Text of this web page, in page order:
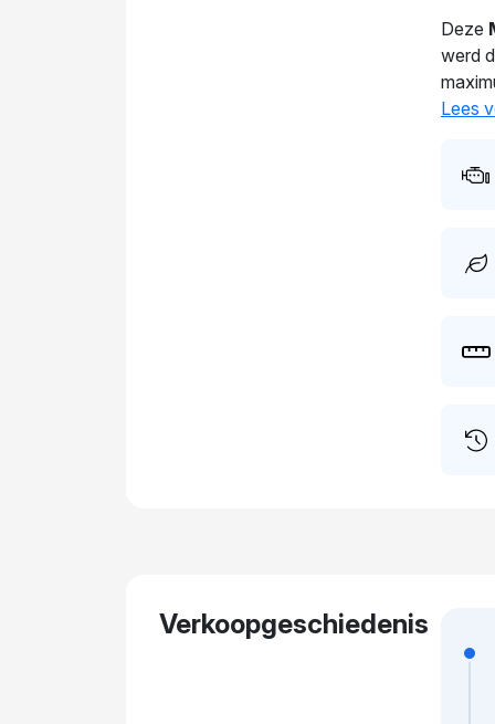
Deze
werd
Lees
Verkoopgeschiedenis